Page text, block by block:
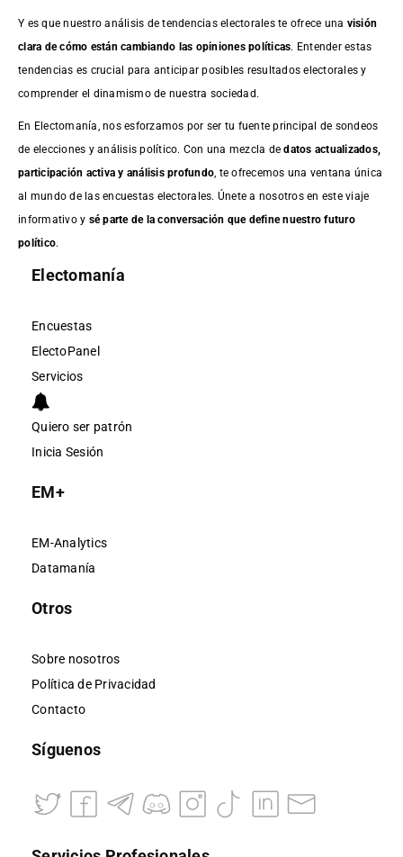
Y es que nuestro análisis de tendencias electorales te ofrece una visión
clara de cómo están cambiando las opiniones políticas. Entender estas
tendencias es crucial para anticipar posibles resultados electorales y
comprender el dinamismo de nuestra sociedad.
En Electomanía, nos esforzamos por ser tu fuente principal de sondeos
de elecciones y análisis político. Con una mezcla dedatos actualizados,
participación activa y análisis profundo , te ofrecemos una ventana única
al mundo de las encuestas electorales. Únete a nosotros en este viaje
informativo y sé parte de la conversación que define nuestro futuro
político.
Electomanía
Encuestas
ElectoPanel
Servicios
Quiero ser patrón
Inicia Sesión
EM+
EM-Analytics
Datamanía
Otros
Sobre nosotros
Política de Privacidad
Contacto
Síguenos